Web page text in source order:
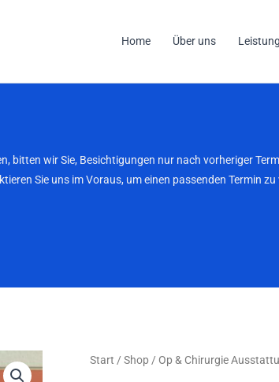
Home Über uns
bitten wir Sie, Besichtigungen nur nach vorheriger
Sie uns im Voraus, um einen passenden Termin
Start / Shop / Op & Chirurgie